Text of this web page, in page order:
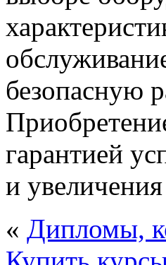
безопасную
гарантией
и
« Дипломы,